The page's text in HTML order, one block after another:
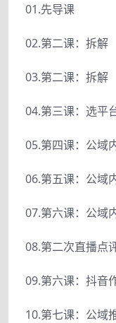
01.先导课
02.第二课：拆解
03.第二课：拆解
04.第三课：选平
05.第四课：公域
06.第五课：公域
07.第六课：公域
08.第二次直播点
09.第六课：抖音
10.第七课：公域